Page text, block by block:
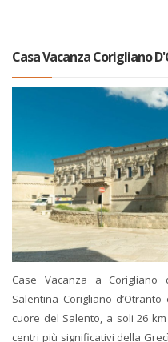
Casa Vacanza Corigliano
Case Vacanza a Corigliano
Salentina Corigliano
cuore del Salento, a soli 26
centri più significativi della